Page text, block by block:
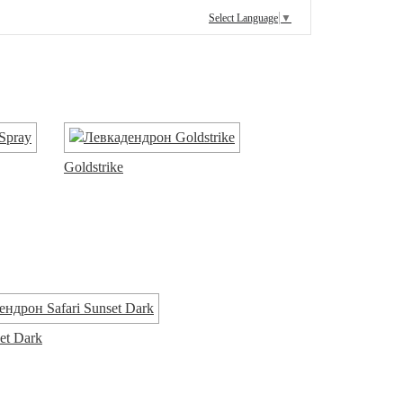
Select Language ▼
Goldstrike
Dark